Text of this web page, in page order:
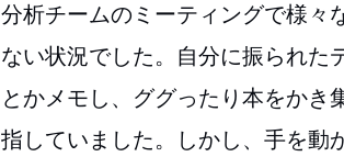
分析チームのミーティングで様々
ない状況でした。自分に振られた
とかメモし、ググったり本をかき
指していました。しかし、手を動